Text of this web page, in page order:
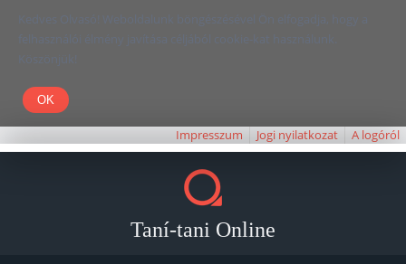
Kedves Olvasó! Weboldalunk böngészésével Ön elfogadja, hogy a
felhasználói élmény javítása céljából cookie-kat használunk.
Köszönjük!
Impresszum Jogi nyilatkozat A logóról
Taní-tani Online